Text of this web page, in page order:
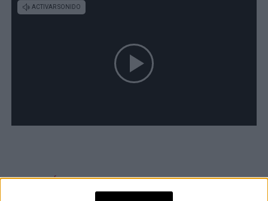
TAMBIÉN TE PUEDE INTERESAR